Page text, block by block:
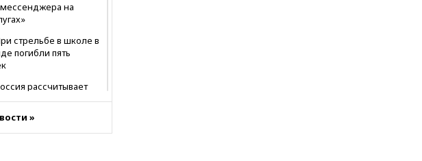
мессенджера на
стрельбе в школе в
погибли пять
рассчитывает
»